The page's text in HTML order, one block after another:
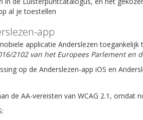
al je toestellen
app
applicatie Anderslezen
2102 van het Europees Parlement en
op de Anderslezen-app iOS en
de AA-vereisten van WCAG 2.1, omdat